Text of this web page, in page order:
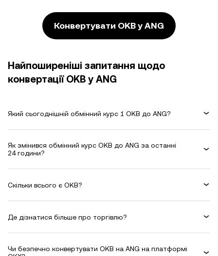
Конвертувати OKB у ANG
Найпоширеніші запитання щодо
конвертації OKB у ANG
Який сьогоднішній обмінний курс 1 OKB до ANG?
Як змінився обмінний курс OKB до ANG за останні
24 години?
Скільки всього є OKB?
Де дізнатися більше про торгівлю?
Чи безпечно конвертувати OKB на ANG на платформі